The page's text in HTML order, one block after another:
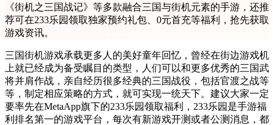
《街机之三国战记》等多款融合三国与街机元素的手游，还推
荐可在233乐园领取独家预约礼包、0元首充等福利，抢先获取
游戏资讯。
三国街机游戏承载更多人的美好童年回忆，曾经在街边游戏机
上就已经成为备受瞩目的类型，人们可以和更多优秀的三国武
将并肩作战，亲自经历很多经典的三国战役，包括官渡之战等
等，制定相应策略的方式，就可实现一统天下。建议大家一定
要率先在MetaApp旗下的233乐园领取福利，233乐园是手游福
利排名第一的游戏平台，每次有新游戏开测或者公测消息，都